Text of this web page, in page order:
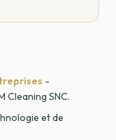
-
Cleaning SNC.
et de